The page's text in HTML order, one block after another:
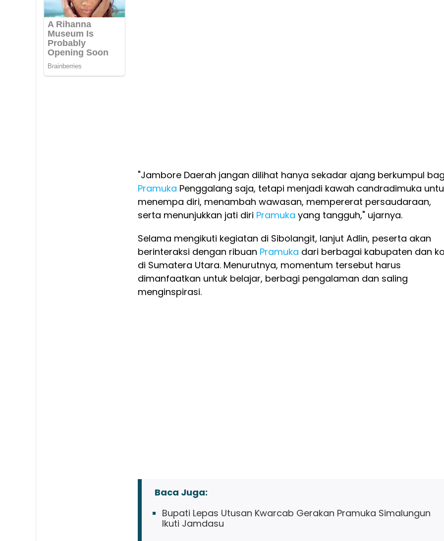
"Jambore Daerah jangan dilihat hanya sekadar ajang berkumpul
Pramuka Penggalang saja, tetapi menjadi kawah candradimuka
menempa diri, menambah wawasan, mempererat persaudaraan,
serta menunjukkan jati diri Pramuka yang tangguh," ujarnya.
Selama mengikuti kegiatan di Sibolangit, lanjut Adlin, peserta akan
berinteraksi dengan ribuan Pramuka dari berbagai kabupaten dan
di Sumatera Utara. Menurutnya, momentum tersebut harus
dimanfaatkan untuk belajar, berbagi pengalaman dan saling
menginspirasi.
Baca Juga:
Bupati Lepas Utusan Kwarcab Gerakan Pramuka Simalungun
Ikuti Jamdasu